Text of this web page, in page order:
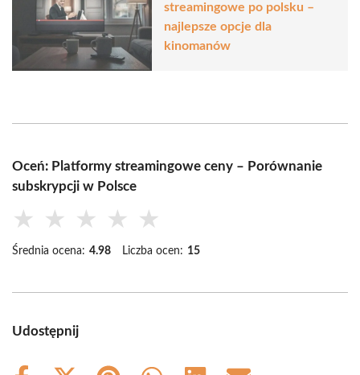
streamingowe po polsku –
najlepsze opcje dla
kinomanów
Oceń: Platformy streamingowe ceny – Porównanie
subskrypcji w Polsce
★ ★ ★ ★ ★
Średnia ocena: 4.98 Liczba ocen: 15
Udostępnij